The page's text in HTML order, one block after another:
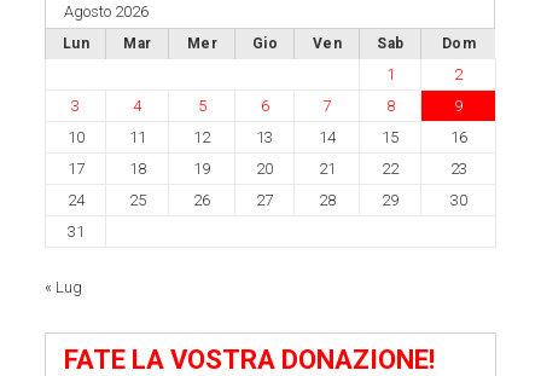
Agosto 2026
Lun Mar Mer Gio Ven Sab Dom
1
2
3
4 5 6 7 8
9
10
11 12 13 14 15
16
17
18 19 20 21 22
23
24
25 26 27 28 29
30
31
« Lug
FATE LA VOSTRA DONAZIONE!